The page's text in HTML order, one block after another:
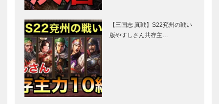
【三国志 真戦】S22兗州の戦い
版やすしさん共存主…